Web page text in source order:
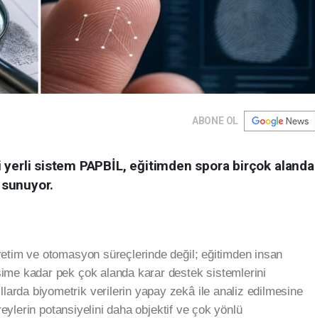
ABONE OL
sistem PAPBİL, eğitimden spora birçok alanda
ve otomasyon süreçlerinde değil; eğitimden insan
kadar pek çok alanda karar destek sistemlerini
biyometrik verilerin yapay zekâ ile analiz edilmesine
potansiyelini daha objektif ve çok yönlü